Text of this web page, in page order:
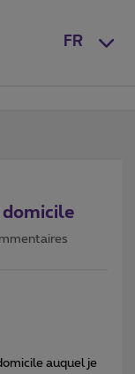
FR
auquel je